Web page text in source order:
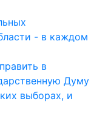
- в каждом
в
Думу
выборах, и